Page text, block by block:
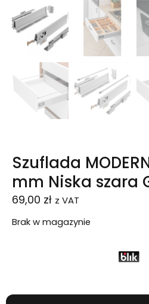
Szuflada
mm Niska szara
69,00 zł z VAT
Brak w magazynie